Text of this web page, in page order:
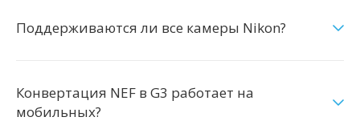
Поддерживаются ли все камеры Nikon?
Конвертация NEF в G3 работает на
мобильных?